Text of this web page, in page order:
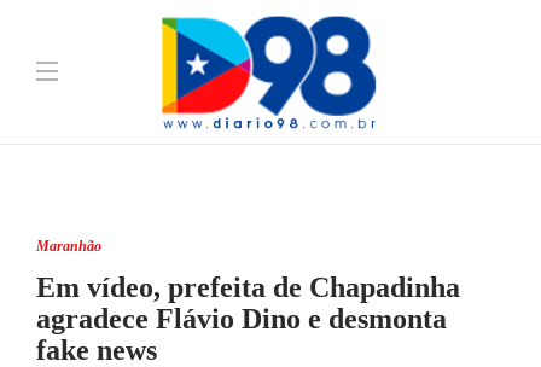
Maranhão
Em vídeo, prefeita de Chapadinha
agradece Flávio Dino e desmonta
fake news